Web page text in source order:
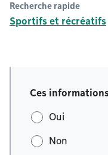
Recherche rapide
Sportifs et récréatifs
Ces
Oui
Non